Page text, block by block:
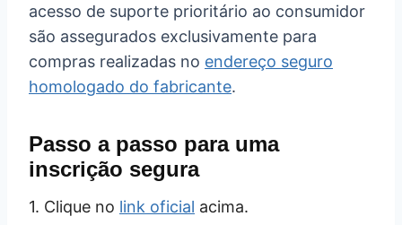
acesso de suporte prioritário ao consumidor
são assegurados exclusivamente para
compras realizadas no endereço seguro
homologado do fabricante.
Passo a passo para uma
inscrição segura
1. Clique no link oficial acima.